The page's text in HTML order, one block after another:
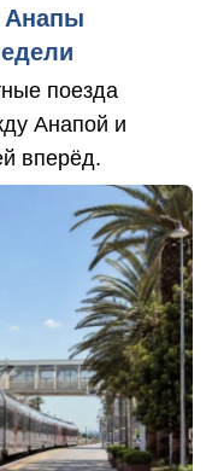
Анапы
поезда
Анапой и
вперёд.